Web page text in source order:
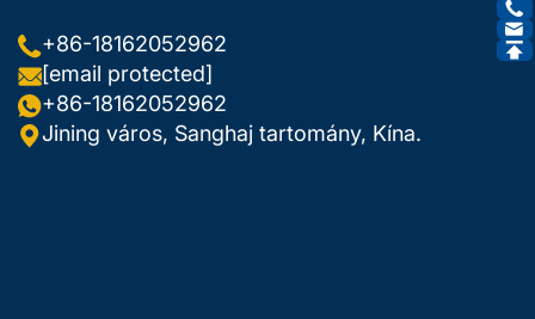
+86-18162052962
[email protected]
+86-18162052962
Jining város, Sanghaj tartomány, Kína.